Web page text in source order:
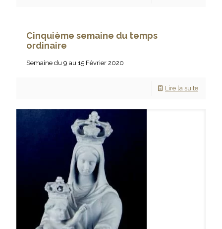
Cinquième semaine du temps
ordinaire
Semaine du 9 au 15 Février 2020
Lire la suite